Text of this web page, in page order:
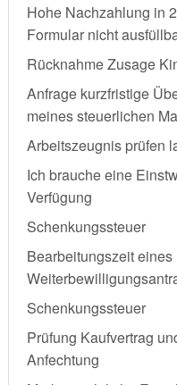
Hohe Nachzahlung in
Formular nicht
Rücknahme Zusage
Anfrage kurzfristige
meines steuerlichen
Arbeitszeugnis prüfen
Ich brauche eine
Verfügung
Schenkungssteuer
Bearbeitungszeit eines
Schenkungssteuer
Prüfung Kaufvertrag
Anfechtung